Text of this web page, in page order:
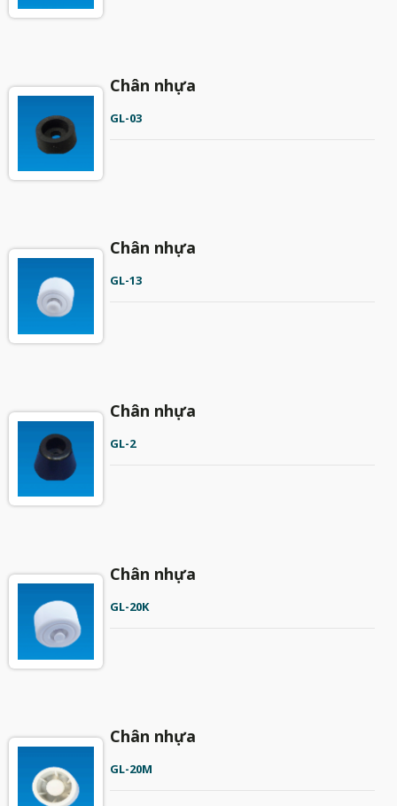
Chân nhựa
GL-03
Chân nhựa
GL-13
Chân nhựa
GL-2
Chân nhựa
GL-20K
Chân nhựa
GL-20M